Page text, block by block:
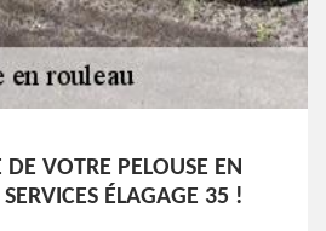
VOTRE PELOUSE EN
ÉLAGAGE 35 !